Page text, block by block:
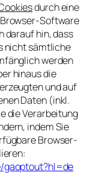
durch eine
Software
darauf hin, dass
nicht sämtliche
werden
hinaus die
und auf
Daten (inkl.
die Verarbeitung
indem Sie
Browser-
gaoptout?hl=de